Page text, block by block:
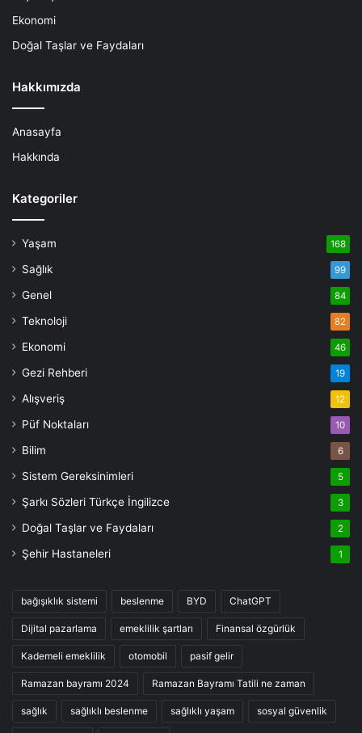
Ekonomi
Doğal Taşlar ve Faydaları
Hakkımızda
Anasayfa
Hakkında
Kategoriler
Yaşam 168
Sağlık 99
Genel 84
Teknoloji 82
Ekonomi 46
Gezi Rehberi 19
Alışveriş 12
Püf Noktaları 10
Bilim 6
Sistem Gereksinimleri 5
Şarkı Sözleri Türkçe İngilizce 3
Doğal Taşlar ve Faydaları 2
Şehir Hastaneleri 1
bağışıklık sistemi beslenme BYD ChatGPT
Dijital pazarlama emeklilik şartları Finansal özgürlük
Kademeli emeklilik otomobil pasif gelir
Ramazan bayramı 2024 Ramazan Bayramı Tatili ne zaman
sağlık sağlıklı beslenme sağlıklı yaşam sosyal güvenlik